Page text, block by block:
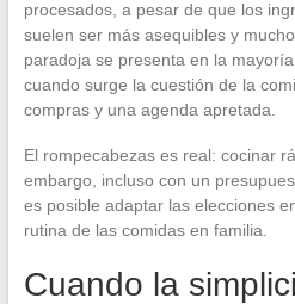
procesados, a pesar de que los
suelen ser más asequibles y
paradoja se presenta en la
cuando surge la cuestión de la
compras y una agenda apretada.
El rompecabezas es real: cocinar
embargo, incluso con un
es posible adaptar las elecciones
rutina de las comidas en familia.
Cuando la